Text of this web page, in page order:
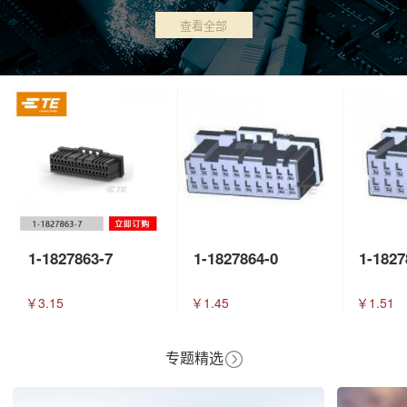
查看全部
1-1827863-7
￥3.15
1-1827864-0
￥1.45
1-
￥1.51
专题精选